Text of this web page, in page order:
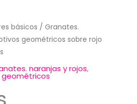
básicos / Granates.
geométricos sobre rojo
naranjas y rojos,
geométricos